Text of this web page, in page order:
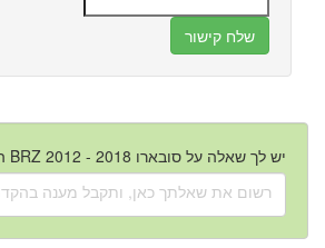
יש לך שאלה על סובארו BRZ 2012 - 2018 החדשה?